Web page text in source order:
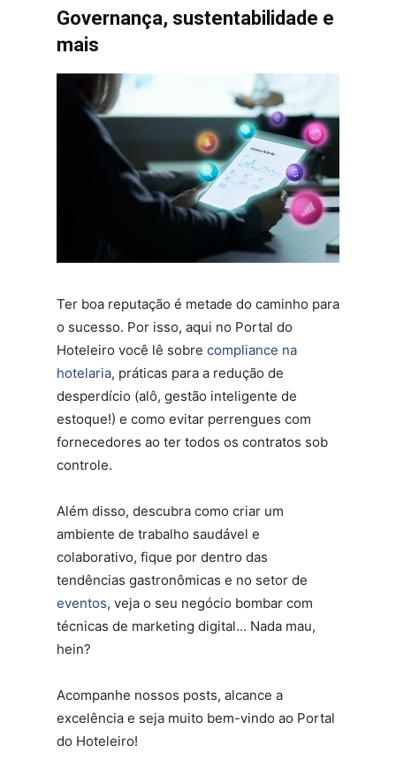
Governança, sustentabilidade e
mais
Ter boa reputação é metade do caminho para
o sucesso. Por isso, aqui no Portal do
Hoteleiro você lê sobre compliance na
hotelaria, práticas para a redução de
desperdício (alô, gestão inteligente de
estoque!) e como evitar perrengues com
fornecedores ao ter todos os contratos sob
controle.
Além disso, descubra como criar um
ambiente de trabalho saudável e
colaborativo, fique por dentro das
tendências gastronômicas e no setor de
eventos, veja o seu negócio bombar com
técnicas de marketing digital… Nada mau,
hein?
Acompanhe nossos posts, alcance a
excelência e seja muito bem-vindo ao Portal
do Hoteleiro!